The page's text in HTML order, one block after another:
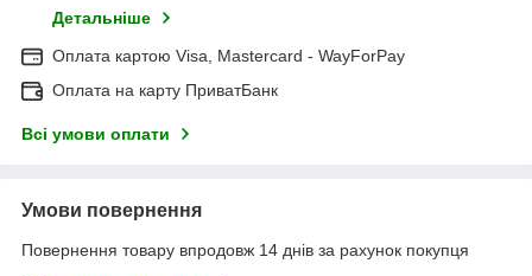
Детальніше
Оплата картою Visa, Mastercard - WayForPay
Оплата на карту ПриватБанк
Всі умови оплати
Умови повернення
Повернення товару впродовж 14 днів за рахунок покупця